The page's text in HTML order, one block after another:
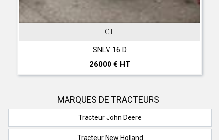
MARQUES DE TRACTEURS
Tracteur John Deere
Tracteur New Holland